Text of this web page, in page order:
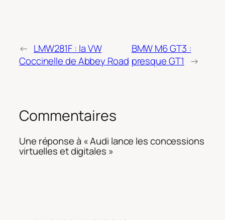
← LMW281F : la VW
Coccinelle de Abbey Road
BMW M6 GT3 :
presque GT1 →
Commentaires
Une réponse à « Audi lance les concessions
virtuelles et digitales »